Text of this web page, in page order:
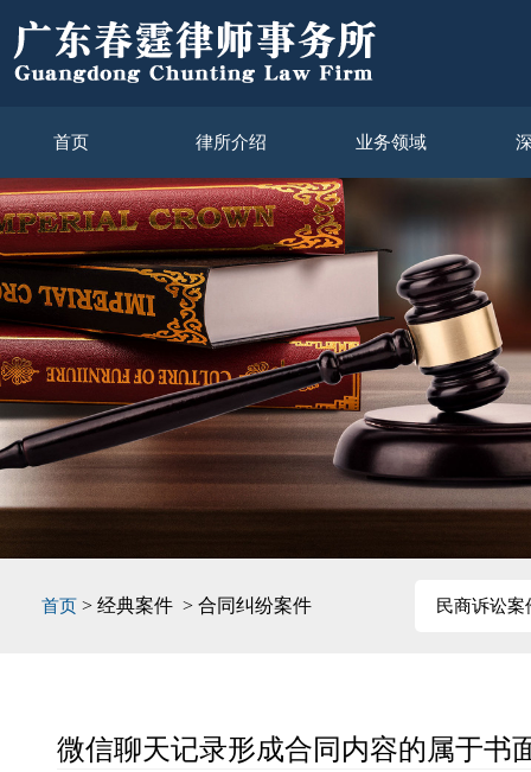
首页 律所介绍 业务领域
首页 > 经典案件 > 合同纠纷案件 民商诉讼案
微信聊天记录形成合同内容的属于书